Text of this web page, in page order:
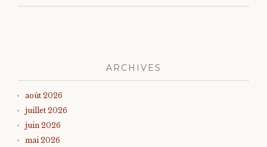
ARCHIVES
août 2026
juillet 2026
juin 2026
mai 2026